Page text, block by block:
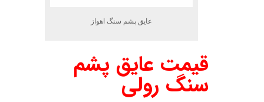
عایق پشم سنگ اهواز
قیمت عایق پشم
سنگ رولی